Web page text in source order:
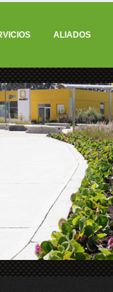
ALIADOS